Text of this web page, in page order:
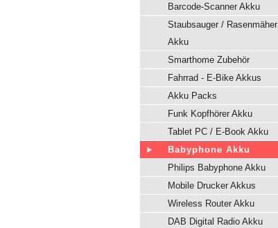
Barcode-Scanner Akku
Staubsauger / Rasenmäher
Akku
Smarthome Zubehör
Fahrrad - E-Bike Akkus
Akku Packs
Funk Kopfhörer Akku
Tablet PC / E-Book Akku
Babyphone Akku
Philips Babyphone Akku
Mobile Drucker Akkus
Wireless Router Akku
DAB Digital Radio Akku